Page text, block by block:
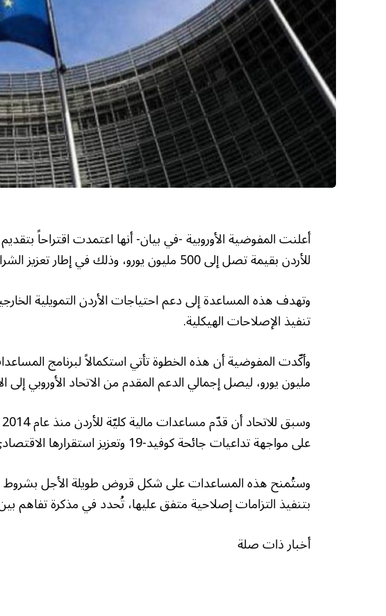
أعلنت المفوضية الأوروبية -في بيان- أنها اعتمدت اقتراحاً
للأردن بقيمة تصل إلى 500 مليون يورو، وذلك في إطار تعزيز الشراكة الإستراتيجية الشاملة بين الطرفين.
وتهدف هذه المساعدة إلى دعم احتياجات الأردن التمويلية
تنفيذ الإصلاحات الهيكلية.
مليون يورو، ليصل إجمالي الدعم المقدم من الاتحاد الأوروبي إلى الأردن
على مواجهة تداعيات جائحة كوفيد-19 وتعزيز استقرارها الاقتصادي.
وستُمنح هذه المساعدات على شكل قروض طويلة الأجل
بتنفيذ التزامات إصلاحية متفق عليها، تُحدد في مذكرة تفاهم
أخبار ذات صلة